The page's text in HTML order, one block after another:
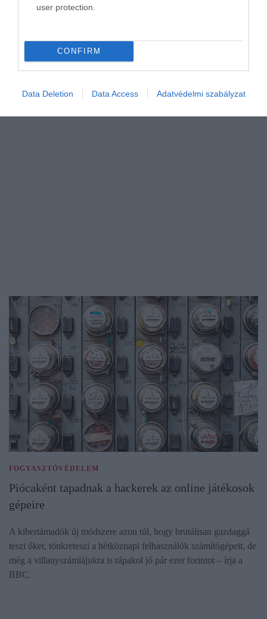
user protection.
CONFIRM
Data Deletion Data Access Adatvédelmi szabályzat
szófogadatlan gyerekeket
célja, hogy az összes olyan fiatalt kitiltsák az online platformokról,
FOGYASZTÓVÉDELEM
Piócaként tapadnak a hackerek az online játékosok
gépeire
A kibertámadók új módszere azon túl, hogy brutálisan gazdaggá
teszi őket, tönkreteszi a hétköznapi felhasználók számítógépeit, de
még a villanyszámlájukra is rápakol jó pár ezer forintot – írja a
BBC.